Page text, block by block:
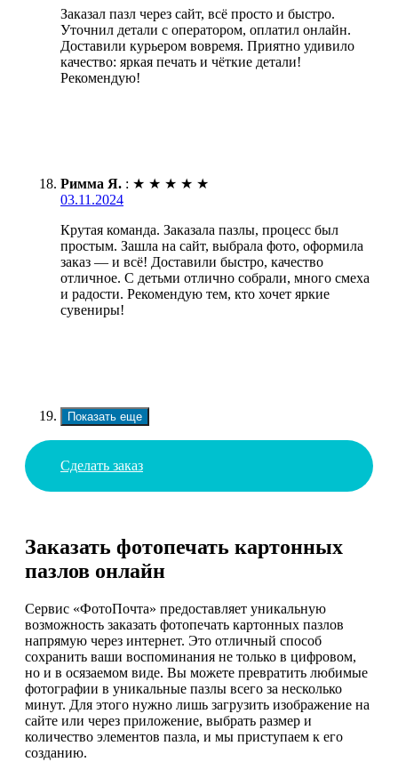
Заказал пазл через сайт, всё просто и быстро.
Уточнил детали с оператором, оплатил онлайн.
Доставили курьером вовремя. Приятно удивило
качество: яркая печать и чёткие детали!
Рекомендую!
Римма Я. : ★ ★ ★ ★ ★
03.11.2024
Крутая команда. Заказала пазлы, процесс был
простым. Зашла на сайт, выбрала фото, оформила
заказ — и всё! Доставили быстро, качество
отличное. С детьми отлично собрали, много смеха
и радости. Рекомендую тем, кто хочет яркие
сувениры!
Показать еще
Сделать заказ
Заказать фотопечать картонных
пазлов онлайн
Сервис «ФотоПочта» предоставляет уникальную
возможность заказать фотопечать картонных пазлов
напрямую через интернет. Это отличный способ
сохранить ваши воспоминания не только в цифровом,
но и в осязаемом виде. Вы можете превратить любимые
фотографии в уникальные пазлы всего за несколько
минут. Для этого нужно лишь загрузить изображение на
сайте или через приложение, выбрать размер и
количество элементов пазла, и мы приступаем к его
созданию.